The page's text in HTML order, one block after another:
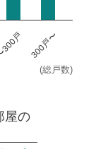
(総戸数)
戸 300戸〜
屋の